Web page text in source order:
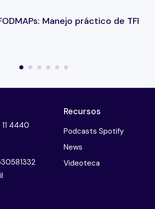
Manejo práctico de TFI
4440
Recursos
Podcasts Spotify
News
Videoteca